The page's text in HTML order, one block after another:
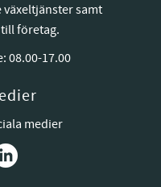
samt
företag.
08.00-17.00
medier